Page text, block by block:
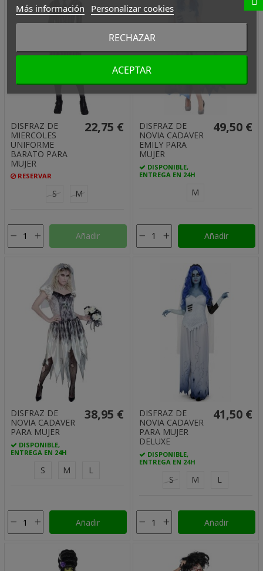
DISFRAZ DE
MIERCOLES
UNIFORME
BARATO PARA
MUJER
RESERVAR
22,75 €
S M
Añadir
DISFRAZ DE
NOVIA CADAVER
EMILY PARA
MUJER
DISPONIBLE,
ENTREGA EN 24H
49,50 €
M
Añadir
DISFRAZ DE
NOVIA CADAVER
PARA MUJER
DISPONIBLE,
ENTREGA EN 24H
38,95 €
S M L
Añadir
DISFRAZ DE
NOVIA CADAVER
PARA MUJER
DELUXE
DISPONIBLE,
ENTREGA EN 24H
41,50 €
S M L
Añadir
Más información Personalizar cookies
RECHAZAR
ACEPTAR